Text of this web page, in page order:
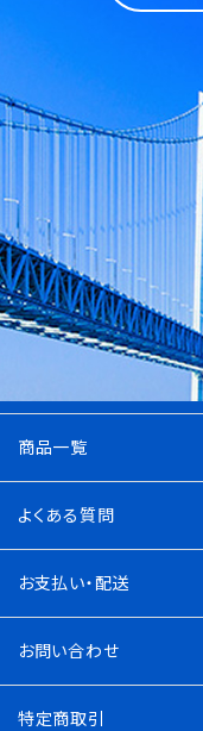
商品一覧
よくある質問
お支払い・配送
お問い合わせ
特定商取引